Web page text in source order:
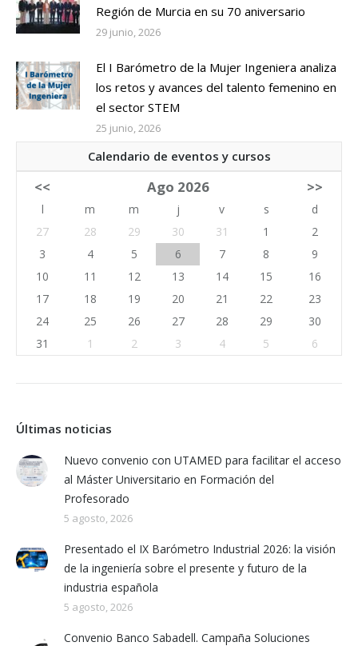
Región de Murcia en su 70 aniversario
29 junio, 2026
El I Barómetro de la Mujer Ingeniera analiza
los retos y avances del talento femenino en
el sector STEM
25 junio, 2026
Calendario de eventos y cursos
<< Ago 2026 >>
l m m j v s
d
27
28 29 30 31 1
2
3
4 5 6 7 8
9
10
11 12 13 14 15
16
17
18 19 20 21 22
23
24
25 26 27 28 29
30
31
1 2 3 4 5 6
Últimas noticias
Nuevo convenio con UTAMED para facilitar el acceso
al Máster Universitario en Formación del
Profesorado
5 agosto, 2026
Presentado el IX Barómetro Industrial 2026: la visión
de la ingeniería sobre el presente y futuro de la
industria española
5 agosto, 2026
Convenio Banco Sabadell. Campaña Soluciones